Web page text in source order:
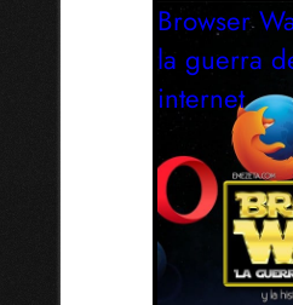
Browser
la guerra
internet